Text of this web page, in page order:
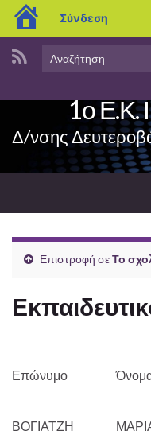
blogs.sch.gr
Σύνδεση
Search
1ο Ε.Κ.
Δ/νσης
Επιστροφή σεΤο
Επώνυμο
ΒΟΓΙΑΤΖΗ